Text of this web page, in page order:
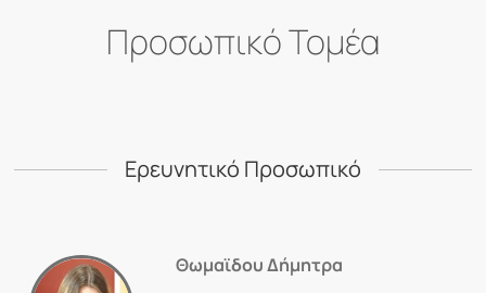
Προσωπικό Τομέα
Ερευνητικό Προσωπικό
Θωμαϊδου Δήμητρα